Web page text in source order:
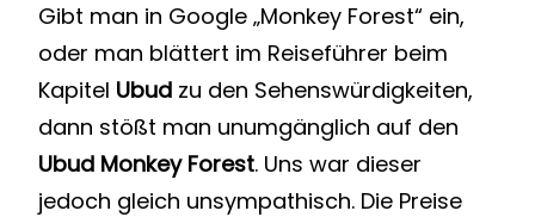
Gibt man in Google „Monkey Forest“ ein,
oder man blättert im Reiseführer beim
Kapitel Ubud zu den Sehenswürdigkeiten,
dann stößt man unumgänglich auf den
Ubud Monkey Forest. Uns war dieser
jedoch gleich unsympathisch. Die Preise